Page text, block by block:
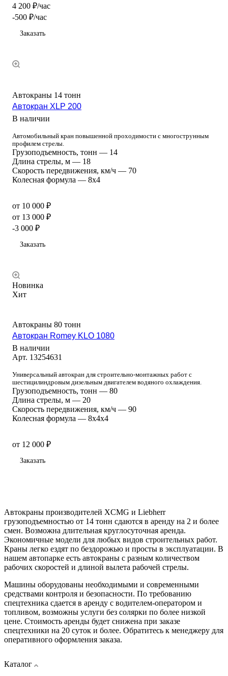
4 200 ₽/час
-500 ₽/час
Заказать
Автокраны 14 тонн
Автокран XLP 200
В наличии
Автомобильный кран повышенной проходимости с многострунным
профилем стрелы.
Грузоподъемность, тонн — 14
Длина стрелы, м — 18
Скорость передвижения, км/ч — 70
Колесная формула — 8х4
от 10 000 ₽
от 13 000 ₽
-3 000 ₽
Заказать
Новинка
Хит
Автокраны 80 тонн
Автокран Romey KLO 1080
В наличии
Арт. 13254631
Универсальный автокран для строительно-монтажных работ с
шестицилиндровым дизельным двигателем водяного охлаждения.
Грузоподъемность, тонн — 80
Длина стрелы, м — 20
Скорость передвижения, км/ч — 90
Колесная формула — 8х4х4
от 12 000 ₽
Заказать
Автокраны производителей XCMG и Liebherr
грузоподъемностью от 14 тонн сдаются в аренду на 2 и более
смен. Возможна длительная круглосуточная аренда.
Экономичные модели для любых видов строительных работ.
Краны легко ездят по бездорожью и просты в эксплуатации. В
нашем автопарке есть автокраны с разным количеством
рабочих скоростей и длиной вылета рабочей стрелы.
Машины оборудованы необходимыми и современными
средствами контроля и безопасности. По требованию
спецтехника сдается в аренду с водителем-оператором и
топливом, возможны услуги без солярки по более низкой
цене. Стоимость аренды будет снижена при заказе
спецтехники на 20 суток и более. Обратитесь к менеджеру для
оперативного оформления заказа.
Каталог